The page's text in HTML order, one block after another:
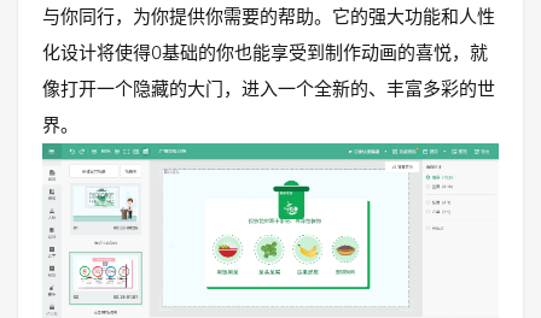
与你同行，为你提供你需要的帮助。它的强大功能和人性
化设计将使得0基础的你也能享受到制作动画的喜悦，就
像打开一个隐藏的大门，进入一个全新的、丰富多彩的世
界。